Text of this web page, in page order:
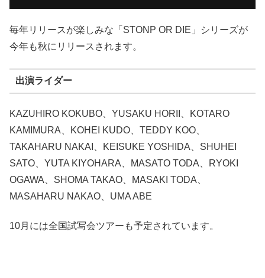
毎年リリースが楽しみな「STONP OR DIE」シリーズが
今年も秋にリリースされます。
出演ライダー
KAZUHIRO KOKUBO、YUSAKU HORII、KOTARO
KAMIMURA、KOHEI KUDO、TEDDY KOO、
TAKAHARU NAKAI、KEISUKE YOSHIDA、SHUHEI
SATO、YUTA KIYOHARA、MASATO TODA、RYOKI
OGAWA、SHOMA TAKAO、MASAKI TODA、
MASAHARU NAKAO、UMA ABE
10月には全国試写会ツアーも予定されています。